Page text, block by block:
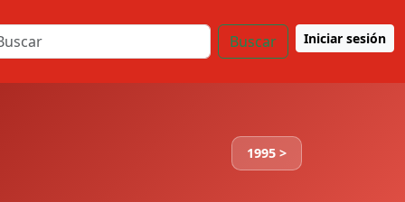
Buscar Iniciar sesión
1995 >